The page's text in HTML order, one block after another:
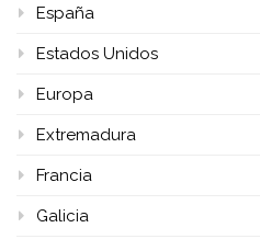
España
Estados Unidos
Europa
Extremadura
Francia
Galicia